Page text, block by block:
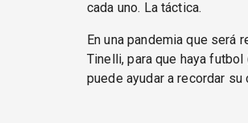
cada uno. La táctica.
En una pandemia que será
Tinelli, para que haya
puede ayudar a recordar